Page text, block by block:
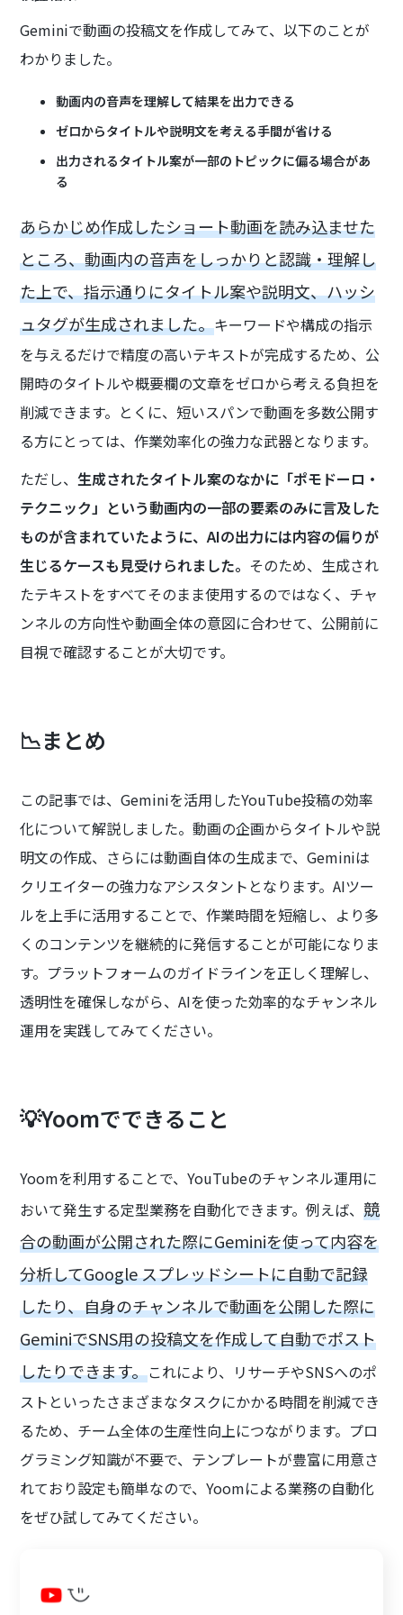
Geminiで動画の投稿文を作成してみて、以下のことが
わかりました。
動画内の音声を理解して結果を出力できる
ゼロからタイトルや説明文を考える手間が省ける
出力されるタイトル案が一部のトピックに偏る場合があ
る
あらかじめ作成したショート動画を読み込ませた
ところ、動画内の音声をしっかりと認識・理解し
た上で、指示通りにタイトル案や説明文、ハッシ
ュタグが生成されました。キーワードや構成の指示
を与えるだけで精度の高いテキストが完成するため、公
開時のタイトルや概要欄の文章をゼロから考える負担を
削減できます。とくに、短いスパンで動画を多数公開す
る方にとっては、作業効率化の強力な武器となります。
ただし、生成されたタイトル案のなかに「ポモドーロ・
テクニック」という動画内の一部の要素のみに言及した
ものが含まれていたように、AIの出力には内容の偏りが
生じるケースも見受けられました。 そのため、生成され
たテキストをすべてそのまま使用するのではなく、チャ
ンネルの方向性や動画全体の意図に合わせて、公開前に
目視で確認することが大切です。
📉まとめ
この記事では、Geminiを活用したYouTube投稿の効率
化について解説しました。動画の企画からタイトルや説
明文の作成、さらには動画自体の生成まで、Geminiは
クリエイターの強力なアシスタントとなります。AIツー
ルを上手に活用することで、作業時間を短縮し、より多
くのコンテンツを継続的に発信することが可能になりま
す。プラットフォームのガイドラインを正しく理解し、
透明性を確保しながら、AIを使った効率的なチャンネル
運用を実践してみてください。
💡Yoomでできること
Yoomを利用することで、YouTubeのチャンネル運用に
おいて発生する定型業務を自動化できます。例えば、競
合の動画が公開された際にGeminiを使って内容を
分析してGoogle スプレッドシートに自動で記録
したり、自身のチャンネルで動画を公開した際に
GeminiでSNS用の投稿文を作成して自動でポスト
したりできます。これにより、リサーチやSNSへのポ
ストといったさまざまなタスクにかかる時間を削減でき
るため、チーム全体の生産性向上につながります。プロ
グラミング知識が不要で、テンプレートが豊富に用意さ
れており設定も簡単なので、Yoomによる業務の自動化
をぜひ試してみてください。